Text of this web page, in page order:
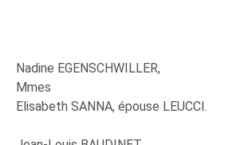
Nadine EGENSCHWILLER,
Mmes
Elisabeth SANNA, épouse LEUCCI.